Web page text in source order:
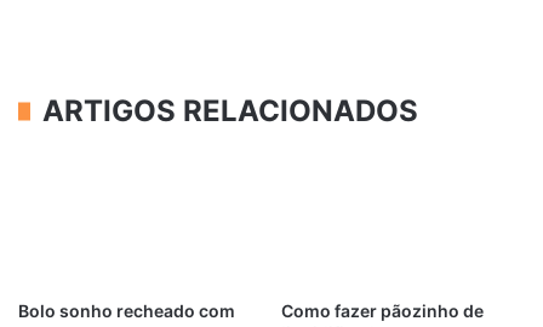
ARTIGOS RELACIONADOS
Bolo sonho recheado com
Como fazer pãozinho de